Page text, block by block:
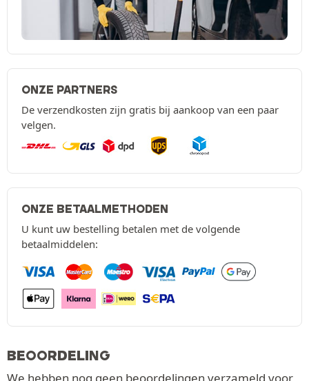
ONZE PARTNERS
De verzendkosten zijn gratis bij aankoop van een paar
velgen.
ONZE BETAALMETHODEN
U kunt uw bestelling betalen met de volgende
betaalmiddelen:
BEOORDELING
We hebben nog geen beoordelingen verzameld voor